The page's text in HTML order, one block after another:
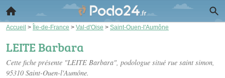
Accueil > Île-de-France > Val-d'Oise > Saint-Ouen-l'Aumône
LEITE Barbara
Cette fiche présente "LEITE Barbara", podologue situé rue saint simon,
95310 Saint-Ouen-l'Aumône.